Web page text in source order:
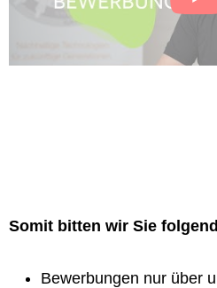
Somit bitten wir Sie
Bewerbungen nur über